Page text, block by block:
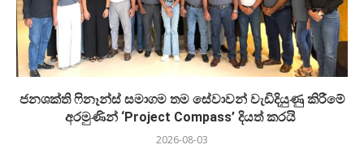
ජනශක්ති ෆිනෑන්ස් සමාගම තම සේවාවන් වැඩිදියුණු කිරීමේ
අරමුණින් ‘Project Compass’ දියත් කරයි
2026-08-03